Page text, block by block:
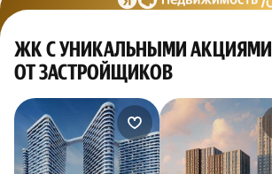
ЖК С УНИКАЛЬНЫМИ АКЦИЯМИ
ОТ ЗАСТРОЙЩИКОВ